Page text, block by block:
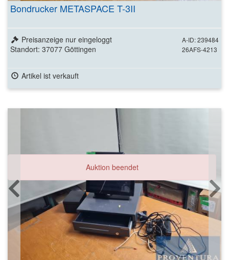
Bondrucker METASPACE T-3II
A-ID: 239484
26AFS-4213
Preisanzeige nur eingeloggt
Standort: 37077 Göttingen
Artikel ist verkauft
Auktion beendet